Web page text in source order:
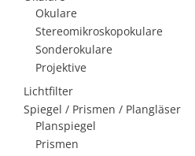
Okulare
Stereomikroskopokulare
Sonderokulare
Projektive
Lichtfilter
Spiegel / Prismen / Plangläser
Planspiegel
Prismen